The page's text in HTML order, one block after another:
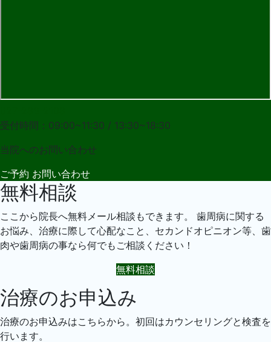
受付時間：09:00~11:30 / 13:30~18:30
当院へのお問い合わせ
ご予約 お問い合わせ
無料相談
ここから院長へ無料メール相談もできます。 歯周病に関する
お悩み、治療に際して心配なこと、セカンドオピニオン等、歯
肉や歯周病の事なら何でもご相談ください！
無料相談
治療のお申込み
治療のお申込みはこちらから。初回はカウンセリングと検査を
行います。